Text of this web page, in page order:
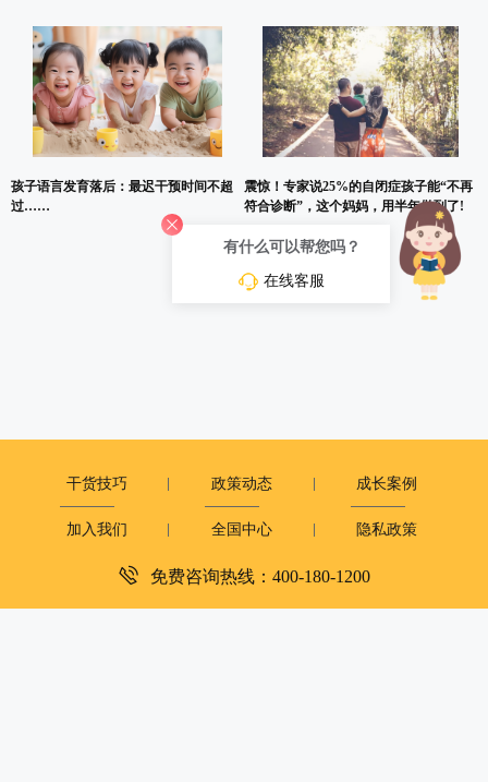
孩子语言发育落后：最迟干预时间不超
过……
震惊！专家说25%的自闭症孩子能“不再
符合诊断”，这个妈妈，用半年做到了!
干货技巧 政策动态 成长案例
加入我们 全国中心 隐私政策
深圳市复米健康科技有限公司
有什么可以帮您吗？
在线客服
免费咨询热线：400-180-1200